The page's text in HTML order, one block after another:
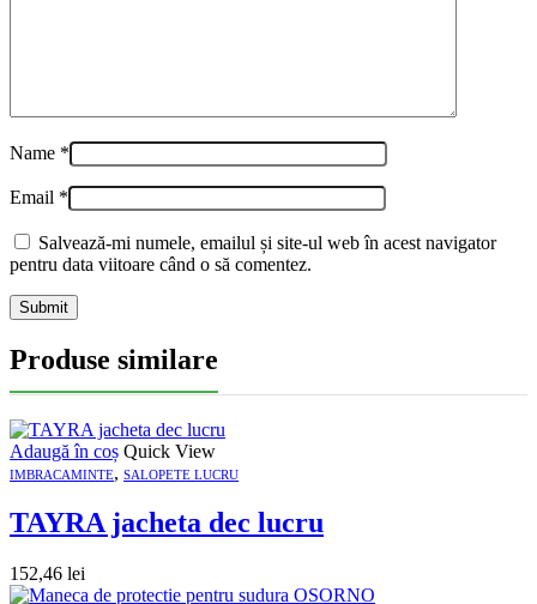
Name *
Email *
Salvează-mi numele, emailul și site-ul web în acest navigator
pentru data viitoare când o să comentez.
Produse similare
Adaugă în coș Quick View
IMBRACAMINTE, SALOPETE LUCRU
TAYRA jacheta dec lucru
152,46 lei